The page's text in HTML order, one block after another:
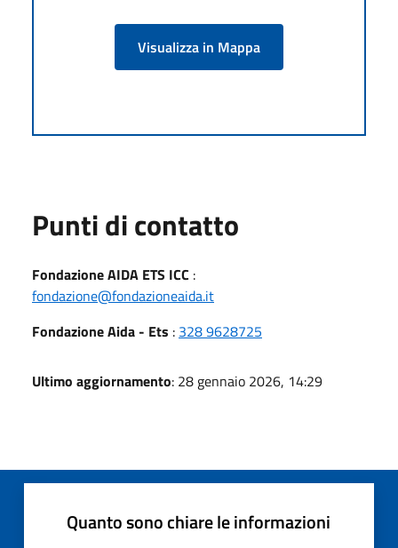
Visualizza in Mappa
Punti di contatto
Fondazione AIDA ETS ICC :
fondazione@fondazioneaida.it
Fondazione Aida - Ets : 328 9628725
Ultimo aggiornamento: 28 gennaio 2026, 14:29
Quanto sono chiare le informazioni